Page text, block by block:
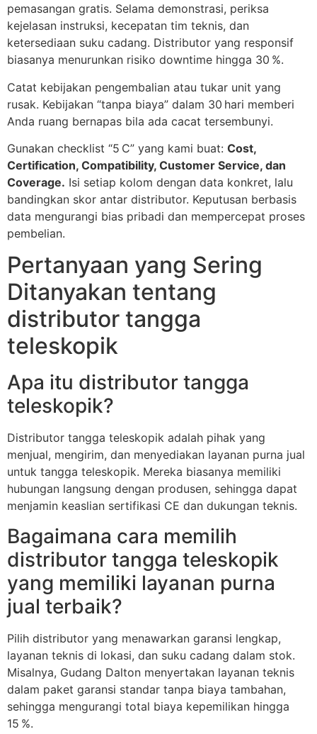
pemasangan gratis. Selama demonstrasi, periksa
kejelasan instruksi, kecepatan tim teknis, dan
ketersediaan suku cadang. Distributor yang responsif
biasanya menurunkan risiko downtime hingga 30 %.
Catat kebijakan pengembalian atau tukar unit yang
rusak. Kebijakan “tanpa biaya” dalam 30 hari memberi
Anda ruang bernapas bila ada cacat tersembunyi.
Gunakan checklist “5 C” yang kami buat: Cost,
Certification, Compatibility, Customer Service, dan
Coverage. Isi setiap kolom dengan data konkret, lalu
bandingkan skor antar distributor. Keputusan berbasis
data mengurangi bias pribadi dan mempercepat proses
pembelian.
Pertanyaan yang Sering
Ditanyakan tentang
distributor tangga
teleskopik
Apa itu distributor tangga
teleskopik?
Distributor tangga teleskopik adalah pihak yang
menjual, mengirim, dan menyediakan layanan purna jual
untuk tangga teleskopik. Mereka biasanya memiliki
hubungan langsung dengan produsen, sehingga dapat
menjamin keaslian sertifikasi CE dan dukungan teknis.
Bagaimana cara memilih
distributor tangga teleskopik
yang memiliki layanan purna
jual terbaik?
Pilih distributor yang menawarkan garansi lengkap,
layanan teknis di lokasi, dan suku cadang dalam stok.
Misalnya, Gudang Dalton menyertakan layanan teknis
dalam paket garansi standar tanpa biaya tambahan,
sehingga mengurangi total biaya kepemilikan hingga
15 %.